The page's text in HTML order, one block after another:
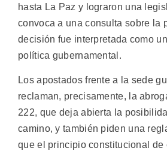
hasta La Paz y lograron una
convoca a una consulta sobre la
decisión fue interpretada como
política gubernamental.
Los apostados frente a la sede
reclaman, precisamente, la
222, que deja abierta la
camino, y también piden una
que el principio constitucional de